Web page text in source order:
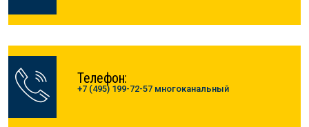
Телефон:
+7 (495) 199-72-57 многоканальный